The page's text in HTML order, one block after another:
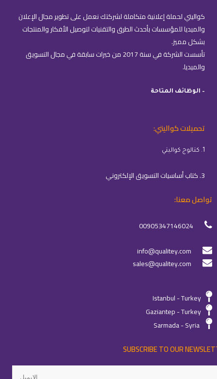
كواليتي لحملة إعلانية متكاملة لشركتك نعمل على تطوير مجال الإعلان
والميديا للمؤسسات بأحدث الطرق والتقنيات لتوصيل الأفكار والمنتجات
بشكل مميز.
تأسست الشركة في سنة 2017 من خبرات سابقة في مجال التسويق
والميديا.
– الوظائف المتاحة
تحميلات كواليتي:
1. كتالوج كواليتي
3. كتاب أساسيات التسويق الإلكتروني
تواصل معنا:
00905347146024
info@qualitey.com
sales@qualitey.com
Istanbul - Turkey
Gaziantep - Turkey
Sarmada - Syria
SUBSCRIBE TO OUR